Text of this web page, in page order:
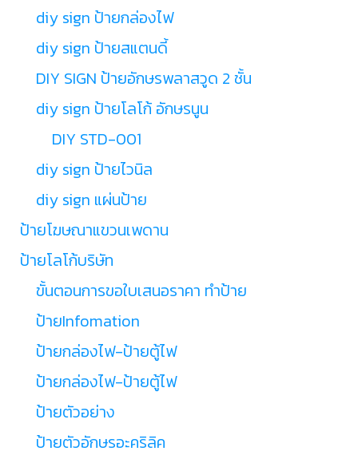
diy sign ป้ายกล่องไฟ
diy sign ป้ายสแตนดี้
DIY SIGN ป้ายอักษรพลาสวูด 2 ชั้น
diy sign ป้ายโลโก้ อักษรนูน
DIY STD-001
diy sign ป้ายไวนิล
diy sign แผ่นป้าย
ป้ายโฆษณาแขวนเพดาน
ป้ายโลโก้บริษัท
ขั้นตอนการขอใบเสนอราคา ทำป้าย
ป้ายInfomation
ป้ายกล่องไฟ-ป้ายตู้ไฟ
ป้ายกล่องไฟ-ป้ายตู้ไฟ
ป้ายตัวอย่าง
ป้ายตัวอักษรอะคริลิค